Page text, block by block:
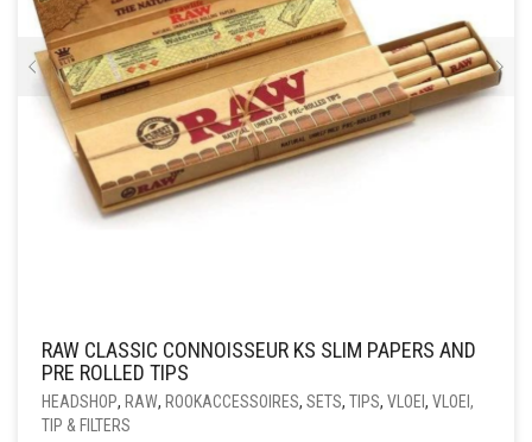
PRODUCTPAGINA
RAW CLASSIC CONNOISSEUR KS SLIM PAPERS AND
PRE ROLLED TIPS
HEADSHOP, RAW, ROOKACCESSOIRES, SETS, TIPS, VLOEI , VLOEI,
TIP & FILTERS